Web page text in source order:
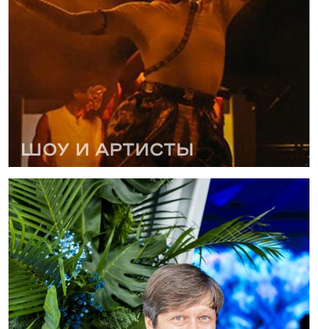
Шоу и Артисты